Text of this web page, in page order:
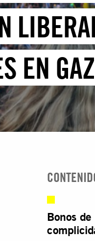
EN
Bonos